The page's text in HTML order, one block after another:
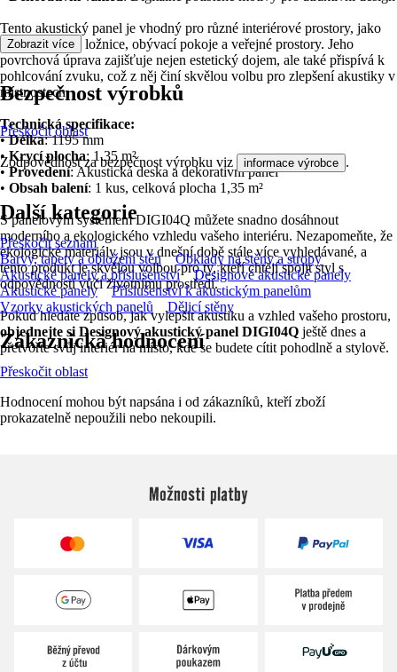
Tento akustický panel je vhodný pro různé interiérové prostory, jako
jsou pracovny, ložnice, obývací pokoje a veřejné prostory. Jeho
povrchová úprava zajišťuje nejen estetický dojem, ale také přispívá k
pohlcování zvuku, což z něj činí skvělou volbu pro zlepšení akustiky v
místnostech.
Technická specifikace:
•Délka: 1195 mm
•Krycí plocha: 1.35 m²
•Provedení: Akustická deska a dekorativní panel
• Obsah balení: 1 kus, celková plocha 1,35 m²
S panelovým systémem DIGI04Q můžete snadno dosáhnout
moderního a ekologického vzhledu vašeho interiéru. Nezapomeňte, že
ekologické materiály jsou v dnešní době stále více vyhledávané, a
tento produkt je skvělou volbou pro ty, kteří chtějí spojit styl s
odpovědností vůči životnímu prostředí.
Pokud hledáte způsob, jak vylepšit akustiku a vzhled vašeho prostoru,
objednejte si Designový akustický panel DIGI04Q ještě dnes a
přetvořte svůj interiér na místo, kde se budete cítit pohodlně a stylově.
Zobrazit více
Bezpečnost výrobků
Přeskočit oblast
Zodpovědnost za bezpečnost výrobku viz informace výrobce .
Další kategorie
Přeskočit seznam
Barvy, tapety a obložení stěn
Obklady na stěny a stropy
Akustické panely a příslušenství
Designové akustické panely
Akustické panely
Příslušenství k akustickým panelům
Vzorky akustických panelů
Dělicí stěny
Zákaznická hodnocení
Přeskočit oblast
Hodnocení mohou být napsána i od zákazníků, kteří zboží
prokazatelně nepoužili nebo nekoupili.
Možnosti platby